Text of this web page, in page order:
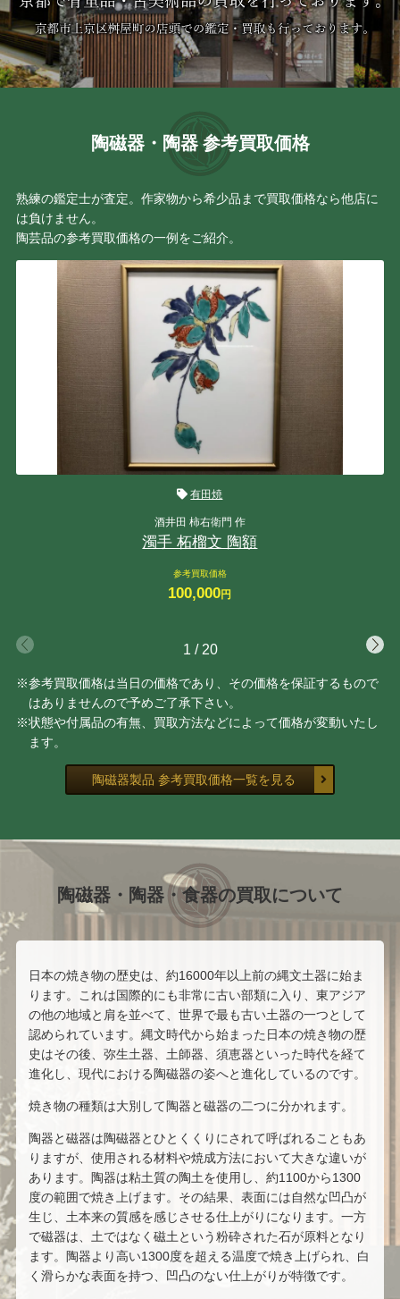
陶磁器・陶器 参考買取価格
熟練の鑑定士が査定。作家物から希少品まで買取価格なら他店に
は負けません。
陶芸品の参考買取価格の一例をご紹介。
有田焼
酒井田 柿右衛門 作
濁手 柘榴文 陶額
参考買取価格
100,000円
1 / 20
※参考買取価格は当日の価格であり、その価格を保証するもので
はありませんので予めご了承下さい。
※状態や付属品の有無、買取方法などによって価格が変動いたし
ます。
陶磁器製品 参考買取価格一覧を見る
陶磁器・陶器・食器の買取について
日本の焼き物の歴史は、約16000年以上前の縄文土器に始ま
ります。これは国際的にも非常に古い部類に入り、東アジア
の他の地域と肩を並べて、世界で最も古い土器の一つとして
認められています。縄文時代から始まった日本の焼き物の歴
史はその後、弥生土器、土師器、須恵器といった時代を経て
進化し、現代における陶磁器の姿へと進化しているのです。
焼き物の種類は大別して陶器と磁器の二つに分かれます。
陶器と磁器は陶磁器とひとくくりにされて呼ばれることもあ
りますが、使用される材料や焼成方法において大きな違いが
あります。陶器は粘土質の陶土を使用し、約1100から1300
度の範囲で焼き上げます。その結果、表面には自然な凹凸が
生じ、土本来の質感を感じさせる仕上がりになります。一方
で磁器は、土ではなく磁土という粉砕された石が原料となり
ます。陶器より高い1300度を超える温度で焼き上げられ、白
く滑らかな表面を持つ、凹凸のない仕上がりが特徴です。